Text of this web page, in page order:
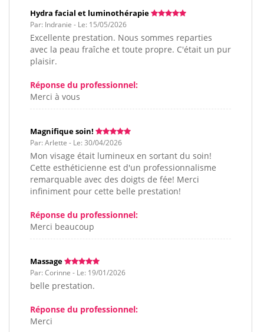
Hydra facial et luminothérapie
Par: Indranie - Le: 15/05/2026
Excellente prestation. Nous sommes reparties
avec la peau fraîche et toute propre. C'était un pur
plaisir.
Réponse du professionnel:
Merci à vous
Magnifique soin!
Par: Arlette - Le: 30/04/2026
Mon visage était lumineux en sortant du soin!
Cette esthéticienne est d'un professionnalisme
remarquable avec des doigts de fée! Merci
infiniment pour cette belle prestation!
Réponse du professionnel:
Merci beaucoup
Massage
Par: Corinne - Le: 19/01/2026
belle prestation.
Réponse du professionnel:
Merci